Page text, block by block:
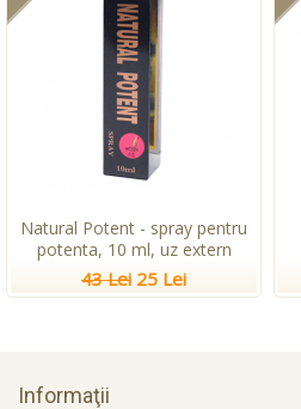
Natural Potent - spray pentru
potenta, 10 ml, uz extern
43 Lei 25 Lei
Informaţii